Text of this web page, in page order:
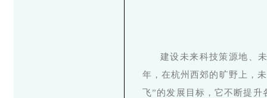
建设未来科技策源地、
年，在杭州西郊的旷野上，
飞”的发展目标，它不断提